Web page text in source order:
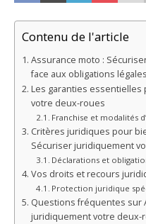
Contenu de l'article
Assurance moto :
face aux obligations légales
Les garanties
votre deux-roues
Franchise et modalités
Critères juridiques pour
Sécuriser juridiquement
Déclarations et
Vos droits et recours
Protection juridique
Questions fréquentes sur
juridiquement votre deux-